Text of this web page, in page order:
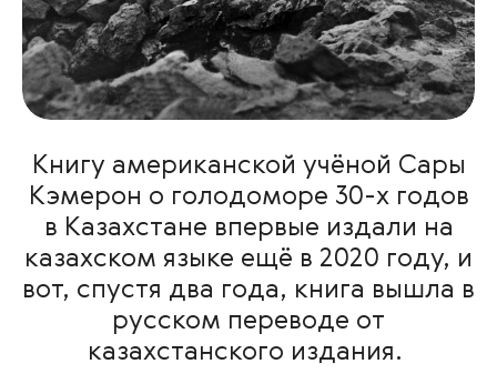
Книгу американской учёной Сары
Кэмерон о голодоморе 30-х годов
в Казахстане впервые издали на
казахском языке ещё в 2020 году, и
вот, спустя два года, книга вышла в
русском переводе от
казахстанского издания.